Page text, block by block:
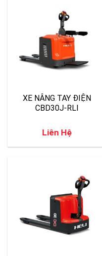
XE NÂNG TAY ĐIỆN
CBD30J-RLI
Liên Hệ